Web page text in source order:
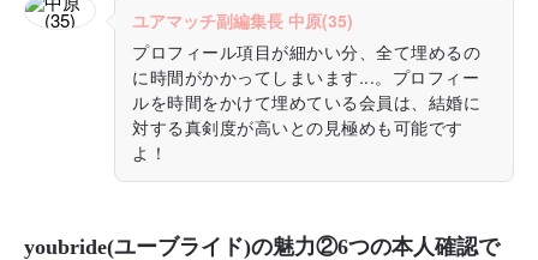
ユアマッチ副編集長 中原(35)
プロフィール項目が細かい分、全て埋めるの
に時間がかかってしまいます...。プロフィー
ルを時間をかけて埋めている会員は、結婚に
対する真剣度が高いとの見極めも可能です
よ！
youbride(ユーブライド)の魅力②6つの本人確認で